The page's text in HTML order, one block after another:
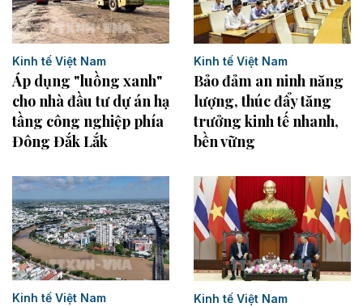
Kinh tế Việt Nam
Áp dụng "luồng xanh"
cho nhà đầu tư dự án hạ
tầng công nghiệp phía
Đông Đắk Lắk
Kinh tế Việt Nam
Bảo đảm an ninh năng
lượng, thúc đẩy tăng
trưởng kinh tế nhanh,
bền vững
Kinh tế Việt Nam Kinh tế Việt Nam